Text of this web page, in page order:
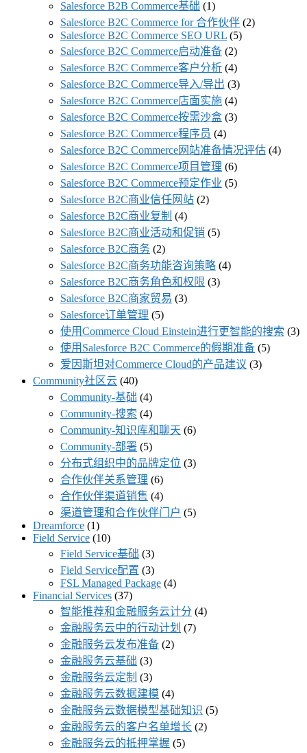
Salesforce B2B Commerce基础 (1)
Salesforce B2C Commerce for 合作伙伴 (2)
Salesforce B2C Commerce SEO URL (5)
Salesforce B2C Commerce启动准备 (2)
Salesforce B2C Commerce客户分析 (4)
Salesforce B2C Commerce导入/导出 (3)
Salesforce B2C Commerce店面实施 (4)
Salesforce B2C Commerce按需沙盒 (3)
Salesforce B2C Commerce程序员 (4)
Salesforce B2C Commerce网站准备情况评估 (4)
Salesforce B2C Commerce项目管理 (6)
Salesforce B2C Commerce预定作业 (5)
Salesforce B2C商业信任网站 (2)
Salesforce B2C商业复制 (4)
Salesforce B2C商业活动和促销 (5)
Salesforce B2C商务 (2)
Salesforce B2C商务功能咨询策略 (4)
Salesforce B2C商务角色和权限 (3)
Salesforce B2C商家贸易 (3)
Salesforce订单管理 (5)
使用Commerce Cloud Einstein进行更智能的搜索 (3)
使用Salesforce B2C Commerce的假期准备 (5)
爱因斯坦对Commerce Cloud的产品建议 (3)
Community社区云 (40)
Community-基础 (4)
Community-搜索 (4)
Community-知识库和聊天 (6)
Community-部署 (5)
分布式组织中的品牌定位 (3)
合作伙伴关系管理 (6)
合作伙伴渠道销售 (4)
渠道管理和合作伙伴门户 (5)
Dreamforce (1)
Field Service (10)
Field Service基础 (3)
Field Service配置 (3)
FSL Managed Package (4)
Financial Services (37)
智能推荐和金融服务云计分 (4)
金融服务云中的行动计划 (7)
金融服务云发布准备 (2)
金融服务云基础 (3)
金融服务云定制 (3)
金融服务云数据建模 (4)
金融服务云数据模型基础知识 (5)
金融服务云的客户名单增长 (2)
金融服务云的抵押掌握 (5)